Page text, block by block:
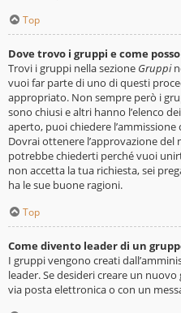
Top
Dove trovo i gruppi e come
Trovi i gruppi nella sezione Gruppi
vuoi far parte di uno di questi
appropriato. Non sempre però i
sono chiusi e altri hanno l’elenco
aperto, puoi chiedere
Dovrai ottenere l’approvazione
potrebbe chiederti perché vuoi
non accetta la tua richiesta, sei
ha le sue buone ragioni.
Top
Come divento leader di un
I gruppi vengono creati
leader. Se desideri creare un
via posta elettronica o con un